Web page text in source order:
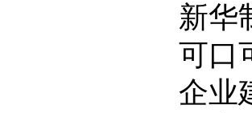
新华
可口
企业